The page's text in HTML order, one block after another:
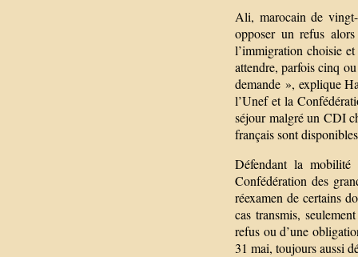
Ali, marocain de vingt-
opposer un refus
l’immigration choisie
attendre, parfois cinq
demande », explique
l’Unef et la
séjour malgré un CDI
français sont
Défendant la
Confédération des
réexamen de certains
cas transmis,
refus ou d’une
31 mai, toujours aussi